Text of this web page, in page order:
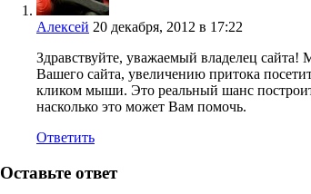
Алексей 20 декабря, 2012 в 17:22
Здравствуйте, уважаемый владелец
Вашего сайта, увеличению притока
кликом мыши. Это реальный шанс
насколько это может Вам помочь.
Ответить
Оставьте ответ